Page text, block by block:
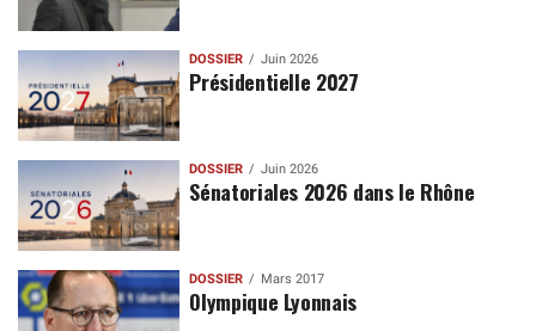
DOSSIER Juin 2026
Présidentielle 2027
DOSSIER Juin 2026
Sénatoriales 2026 dans le Rhône
DOSSIER Mars 2017
Olympique Lyonnais